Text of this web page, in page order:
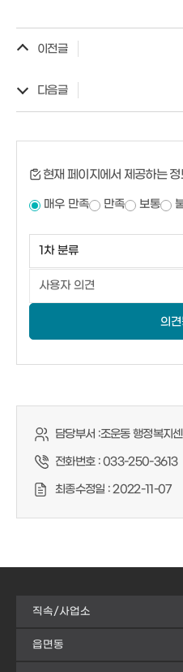
이전글
다음글
현재 페이지에서 제공하는
매우 만족 만족 보통
의
담당부서 :조운동 행정복지
전화번호 :033-250-3613
최종수정일 :2022-11-07
직속/사업소
읍면동